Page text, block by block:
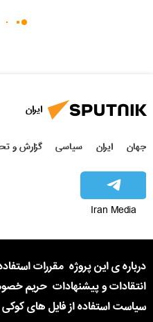
ایران
جهان ایران سیاسی گزارش و
Iran Media
درباره ی این پروژه مقررات
انتقادات و پیشنهادات حریم
سیاست استفاده از فایل های